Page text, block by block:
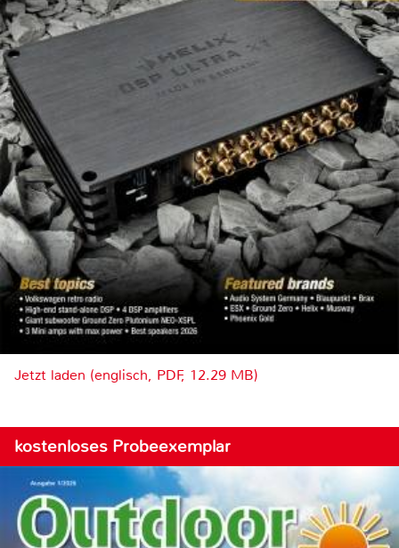
Jetzt laden (englisch, PDF, 12.29 MB)
kostenloses Probeexemplar